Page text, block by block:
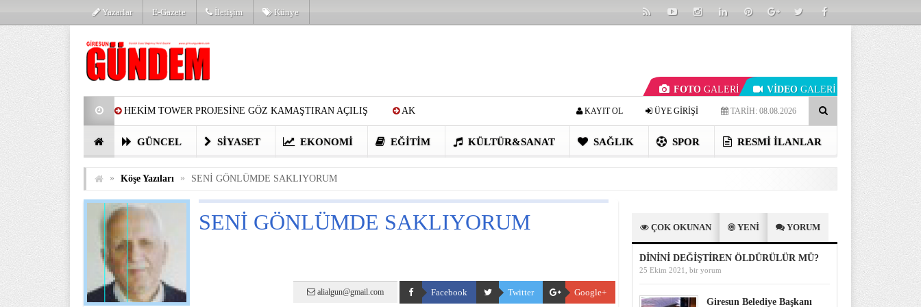
Yazarlar E-Gazete İletişim Künye
FOTO GALERİ VİDEO GALERİ
HEKİM TOWER PROJESİNE GÖZ KAMAŞTIRAN AÇILIŞ AK
PARTİ’DE YENİ YÜZLER HARUN CİCİ: VİDEOYU GÖRÜNCE
BİRİNCİSİ YAPILAN TAMDERE YAPRAKLI OBASI YAYLA ŞENLİĞİ
KATILIMCILARI COŞTURDU
TARİH: 08.08.2026
ÜYE GİRİŞİ
KAYIT OL
GÜNCEL SIYASET EKONOMI EĞITIM KÜLTÜR&SANAT SAĞLIK SPOR RESMI İLANLAR
» Köşe Yazıları » SENİ GÖNLÜMDE SAKLIYORUM
alialgun@gmail.com Facebook Twitter Google+
SENİ GÖNLÜMDE SAKLIYORUM ÇOK OKUNAN YENİ YORUM
DİNİNİ DEĞİŞTİREN ÖLDÜRÜLÜR MÜ?
25 Ekim 2021, bir yorum
Giresun Belediye Başkanı